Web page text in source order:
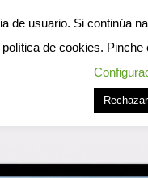
Servicios
de usuario. Si continúa
de cookies.
Rechazar